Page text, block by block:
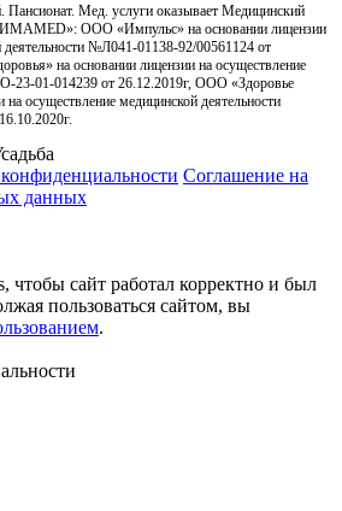
Пансионат. Мед. услуги оказывает Медицинский
ООО «Импульс» на основании лицензии
деятельности №Л041-01138-92/00561124 от
на основании лицензии на осуществление
23-01-014239 от 26.12.2019г, ООО «Здоровье
осуществление медицинской деятельности
Соглашение на
данных
чтобы сайт работал корректно и был
пользоваться сайтом, вы
.